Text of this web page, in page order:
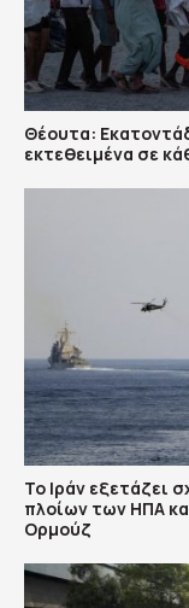
Θέουτα:
εκτεθειμένα σε
Το Ιράν εξετάζει
πλοίων των ΗΠΑ
Ορμούζ